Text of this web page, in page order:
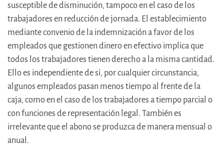
susceptible de disminución, tampoco en el caso de los
trabajadores en reducción de jornada. El establecimiento
mediante convenio de la indemnización a favor de los
empleados que gestionen dinero en efectivo implica que
todos los trabajadores tienen derecho a la misma cantidad.
Ello es independiente de si, por cualquier circunstancia,
algunos empleados pasan menos tiempo al frente de la
caja, como en el caso de los trabajadores a tiempo parcial o
con funciones de representación legal. También es
irrelevante que el abono se produzca de manera mensual o
anual.